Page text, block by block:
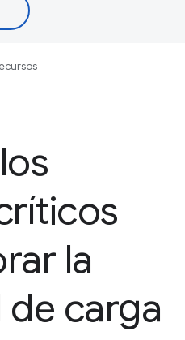
la
carga